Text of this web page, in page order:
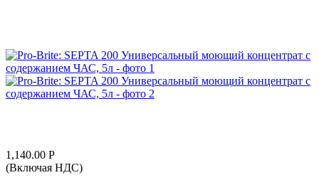
1,140.00 Р
(Включая НДС)